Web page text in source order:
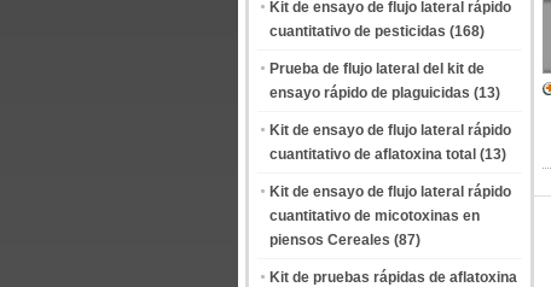
Kit de ensayo de flujo lateral rápido
cuantitativo de pesticidas (168)
Prueba de flujo lateral del kit de
ensayo rápido de plaguicidas (13)
Kit de ensayo de flujo lateral rápido
cuantitativo de aflatoxina total (13)
Kit de ensayo de flujo lateral rápido
cuantitativo de micotoxinas en
piensos Cereales (87)
Kit de pruebas rápidas de aflatoxina